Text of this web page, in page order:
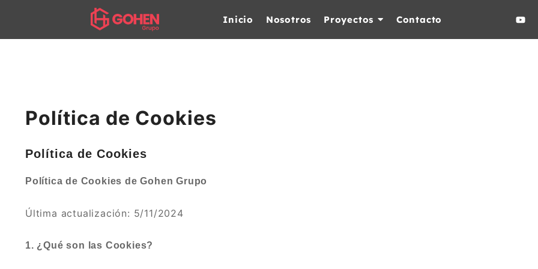
Inicio Nosotros Proyectos Contacto
Política de Cookies
Política de Cookies
Política de Cookies de Gohen Grupo
Última actualización: 5/11/2024
1. ¿Qué son las Cookies?